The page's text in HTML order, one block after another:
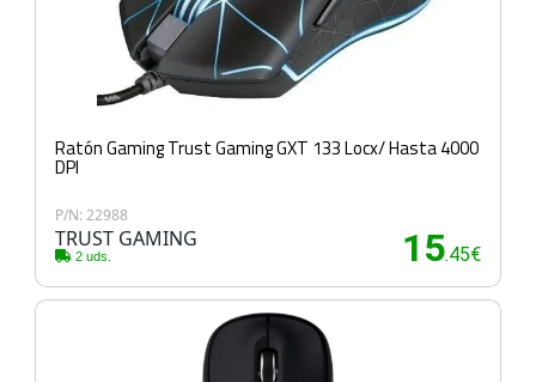
Ratón Gaming Trust Gaming GXT 133 Locx/ Hasta 4000
DPI
P/N: 22988
TRUST GAMING
2 uds. 15.45€